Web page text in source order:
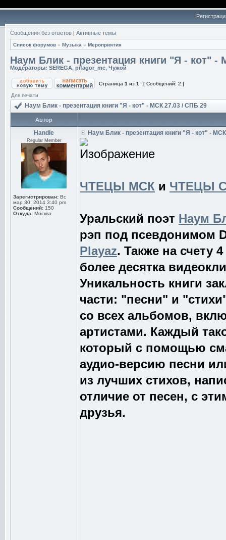
Сообщения без ответов | Активные темы
Список форумов » Музыка » Мероприятия
Наум Блик - презентация книги "Я - кот" -
Модераторы: SEREGA, pifagor_mc, Чужой
Страница 1 из 1 [ Сообщений: 2 ]
Для печати
Наум Блик - презентация книги "Я - кот" - МСК 27.03 / СПБ 29
Автор
Handle
Regular Member
Зарегистрирован: Вс
мар 30, 2014 3:40 pm
Сообщений: 150
Откуда: Москва
Наум Блик - презентация книги "Я - кот" -
ЧТЕЦЫ МСК и ЧТЕЦЫ
Уральский поэт Наум
рэп под псевдонимом
Playaz. Также на счету
более десятка
Уникальность книги
части: "песни" и
со всех альбомов,
артистами. Каждый
который с помощью
аудио-версию песни
из лучших стихов,
отличие от песен, с
друзья.